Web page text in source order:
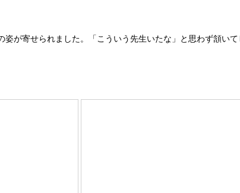
が寄せられました。「こういう先生いたな」と思わず頷い